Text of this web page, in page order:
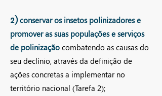
2)conservar os insetos polinizadores e
promover as suas populações e serviços
de polinização combatendo as causas do
seu declínio, através da definição de
ações concretas a implementar no
território nacional (Tarefa 2);